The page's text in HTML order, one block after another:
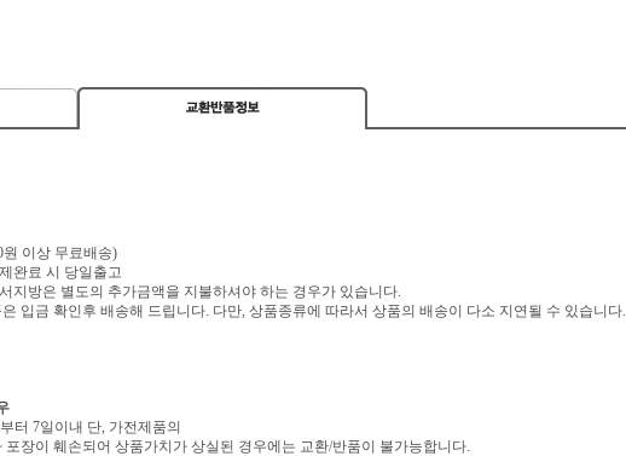
원 이상 무료배송)
완료 시 당일출고
지방은 별도의 추가금액을 지불하셔야 하는 경우가 있습니다.
입금 확인후 배송해 드립니다. 다만, 상품종류에 따라서 상품의 배송이 다소 지연될 수 있습니다.
터 7일이내 단, 가전제품의
장이 훼손되어 상품가치가 상실된 경우에는 교환/반품이 불가능합니다.